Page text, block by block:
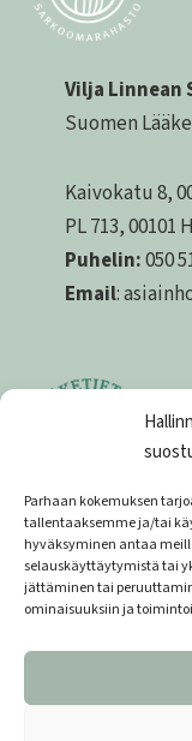
Parhaan kokemuksen
tallentaaksemme ja/tai
hyväksyminen antaa
selauskäyttäytymistä tai
jättäminen tai
ominaisuuksiin ja
Vilja Linnean
Suomen
Kaivokatu 8,
PL 713, 00101
Puhelin:050
Email:
Tietosuojaseloste